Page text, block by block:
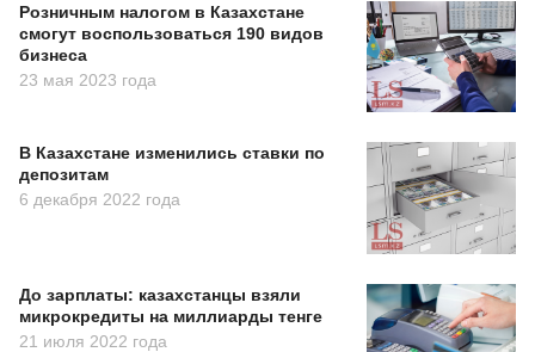
Розничным налогом в Казахстане
смогут воспользоваться 190 видов
бизнеса
23 мая 2023 года
В Казахстане изменились ставки по
депозитам
6 декабря 2022 года
До зарплаты: казахстанцы взяли
микрокредиты на миллиарды тенге
21 июля 2022 года